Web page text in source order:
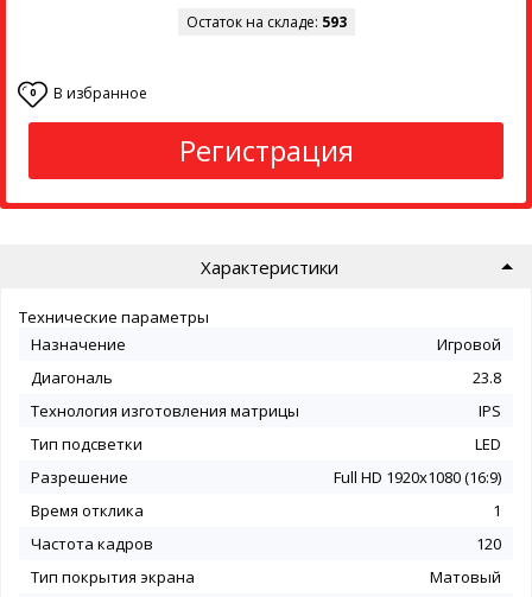
Остаток на складе: 593
0 В избранное
Регистрация
Характеристики
Технические параметры
Назначение
Игровой
Диагональ
23.8
Технология изготовления матрицы
IPS
Тип подсветки
LED
Разрешение
Full HD 1920x1080 (16:9)
Время отклика
1
Частота кадров
120
Тип покрытия экрана
Матовый